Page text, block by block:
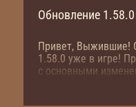
Обновление 1.58.0
Привет, Выжившие!
1.58.0 уже в игре!
с основными